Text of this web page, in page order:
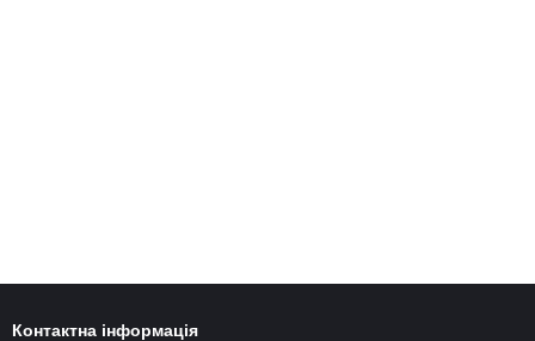
Контактна інформація